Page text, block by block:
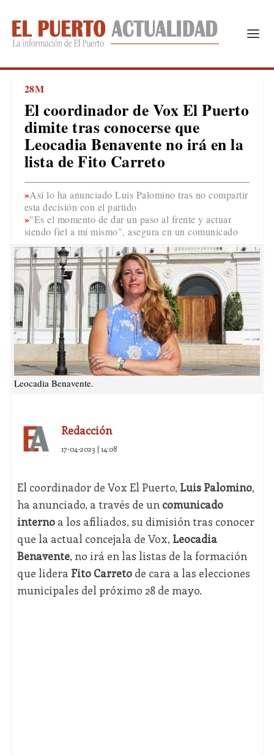
28M
El coordinador de Vox El Puerto
dimite tras conocerse que
Leocadia Benavente no irá en la
lista de Fito Carreto
Así lo ha anunciado Luis Palomino tras no compartir
esta decisión con el partido
"Es el momento de dar un paso al frente y actuar
siendo fiel a mí mismo", asegura en un comunicado
Leocadia Benavente.
Redacción
17-04-2023 | 14:08
El coordinador de Vox El Puerto, Luis Palomino,
ha anunciado, a través de un comunicado
internoa los afiliados, su dimisión tras conocer
que la actual concejala de Vox, Leocadia
Benavente, no irá en las listas de la formación
que lidera Fito Carretode cara a las elecciones
municipales del próximo 28 de mayo.